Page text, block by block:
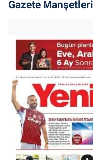
Gazete Manşetleri